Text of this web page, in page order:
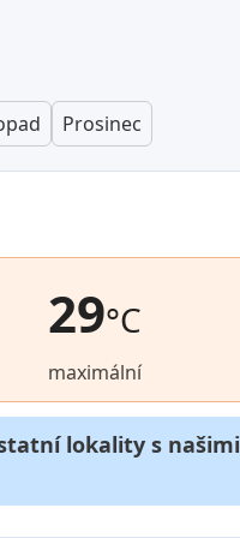
Prosinec
29°C
maximální
lokality s našimi